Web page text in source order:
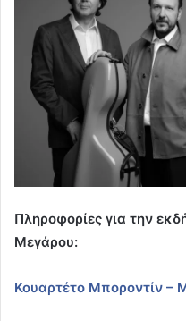
Πληροφορίες για την
Μεγάρου:
Κουαρτέτο Μποροντίν